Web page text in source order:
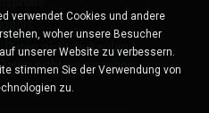
nicht verkaufen
nicht weitergeben
verwendet Cookies und andere
woher unsere Besucher
unserer Website zu verbessern.
stimmen Sie der Verwendung von
zu.